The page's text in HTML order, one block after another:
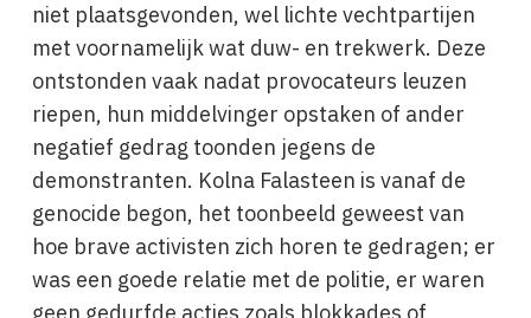
niet plaatsgevonden, wel lichte vechtpartijen
met voornamelijk wat duw- en trekwerk. Deze
ontstonden vaak nadat provocateurs leuzen
riepen, hun middelvinger opstaken of ander
negatief gedrag toonden jegens de
demonstranten. Kolna Falasteen is vanaf de
genocide begon, het toonbeeld geweest van
hoe brave activisten zich horen te gedragen; er
was een goede relatie met de politie, er waren